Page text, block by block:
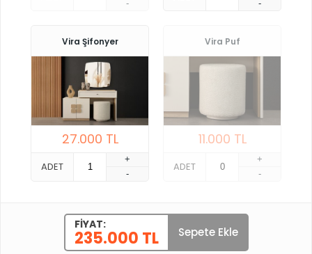
-
-
Vira Şifonyer
27.000 TL
ADET
+
-
Vira Puf
11.000 TL
ADET
+
-
FIYAT:
235.000 TL Sepete Ekle